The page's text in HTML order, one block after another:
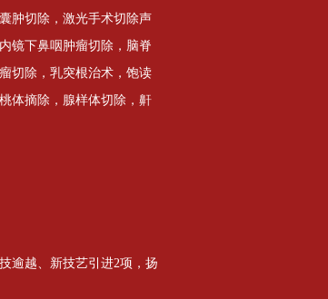
肿切除，激光手术切除声
镜下鼻咽肿瘤切除，脑脊
切除，乳突根治术，饱读
体摘除，腺样体切除，鼾
逾越、新技艺引进2项，扬